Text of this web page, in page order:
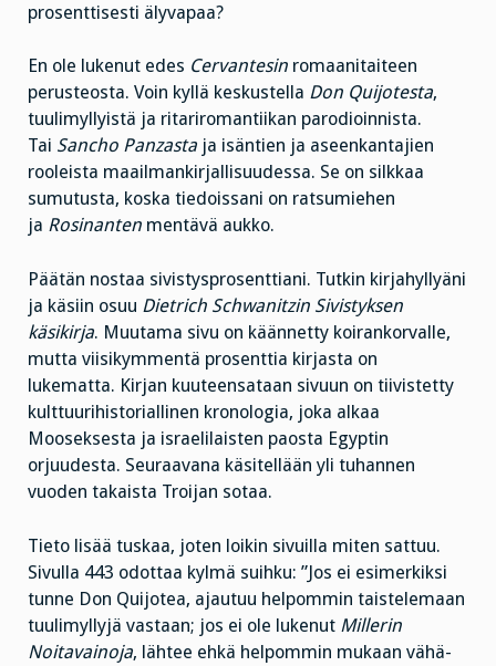
prosenttisesti älyvapaa?
En ole lukenut edes Cervantesin romaanitaiteen
perusteosta. Voin kyllä keskustella Don Quijotesta,
tuulimyllyistä ja ritariromantiikan parodioinnista.
Tai Sancho Panzasta ja isäntien ja aseenkantajien
rooleista maailmankirjallisuudessa. Se on silkkaa
sumutusta, koska tiedoissani on ratsumiehen
ja Rosinanten mentävä aukko.
Päätän nostaa sivistysprosenttiani. Tutkin kirjahyllyäni
ja käsiin osuu Dietrich Schwanitzin Sivistyksen
käsikirja. Muutama sivu on käännetty koirankorvalle,
mutta viisikymmentä prosenttia kirjasta on
lukematta. Kirjan kuuteensataan sivuun on tiivistetty
kulttuurihistoriallinen kronologia, joka alkaa
Mooseksesta ja israelilaisten paosta Egyptin
orjuudesta. Seuraavana käsitellään yli tuhannen
vuoden takaista Troijan sotaa.
Tieto lisää tuskaa, joten loikin sivuilla miten sattuu.
Sivulla 443 odottaa kylmä suihku: ”Jos ei esimerkiksi
tunne Don Quijotea, ajautuu helpommin taistelemaan
tuulimyllyjä vastaan; jos ei ole lukenut Millerin
Noitavainoja, lähtee ehkä helpommin mukaan vähä-